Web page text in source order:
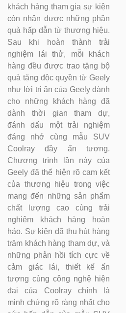
khách hàng tham gia sự kiện
còn nhận được những phần
quà hấp dẫn từ thương hiệu.
Sau khi hoàn thành trải
nghiệm lái thử, mỗi khách
hàng đều được trao tặng bộ
quà tặng độc quyền từ Geely
như lời tri ân của Geely dành
cho những khách hàng đã
dành thời gian tham dự,
đánh dấu một trải nghiệm
đáng nhớ cùng mẫu SUV
Coolray đầy ấn tượng.
Chương trình lần này của
Geely đã thể hiện rõ cam kết
của thương hiệu trong việc
mang đến những sản phẩm
chất lượng cao cùng trải
nghiệm khách hàng hoàn
hảo. Sự kiện đã thu hút hàng
trăm khách hàng tham dự, và
những phản hồi tích cực về
cảm giác lái, thiết kế ấn
tượng cùng công nghệ hiện
đại của Coolray chính là
minh chứng rõ ràng nhất cho